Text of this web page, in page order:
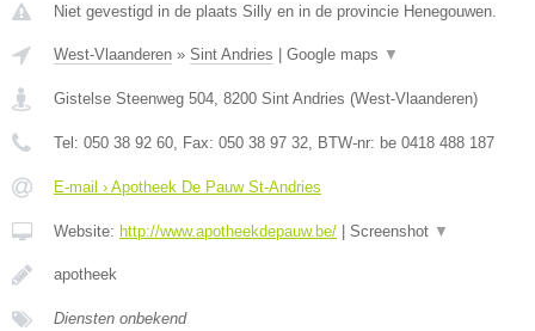
Niet gevestigd in de plaats Silly en in de provincie Henegouwen.
West-Vlaanderen » Sint Andries | Google maps ▼
Gistelse Steenweg 504 8200 Sint Andries (West-Vlaanderen)
Tel: 050 38 92 60 , Fax: 050 38 97 32 , BTW-nr: be 0418 488 187
E-mail › Apotheek De Pauw St-Andries
Website: http://www.apotheekdepauw.be/ | Screenshot ▼
apotheek
Diensten onbekend